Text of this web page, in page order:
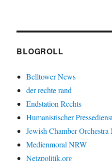
BLOGROLL
Belltower News
der rechte rand
Endstation Rechts
Humanistischer
Jewish Chamber
Medienmoral NRW
Netzpolitik.org